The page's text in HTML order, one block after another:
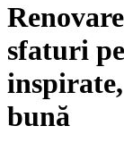
sfaturi
bună